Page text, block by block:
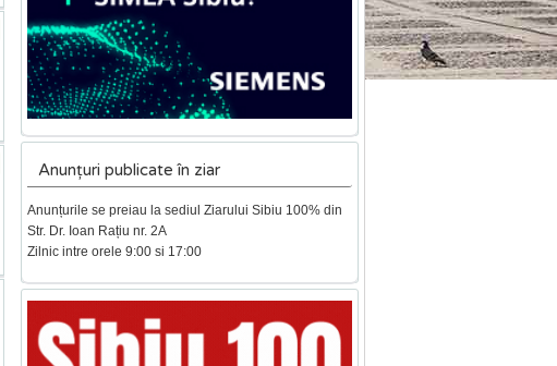
Anunțuri publicate în ziar
Anunțurile se preiau la sediul Ziarului Sibiu 100% din
Str. Dr. Ioan Rațiu nr. 2A
Zilnic intre orele 9:00 si 17:00